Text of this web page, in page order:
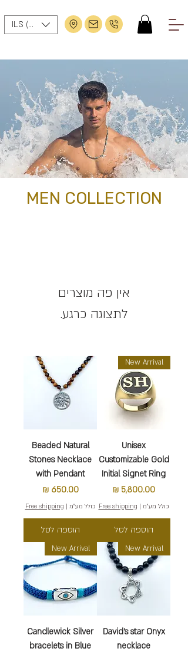
ILS (₪)
MEN COLLECTION
לתצוגה כרגע.
New Arrival
Unisex
Customizable Gold
Initial Signet Ring
מחיר
כולל מע״מ Free shipping
הוספה לסל
Beaded Natural
Stones Necklace
with Pendant
מחיר‏650.00 ‏₪
כולל מע״מ Free shipping
הוספה לסל
New Arrival
David's star Onyx
necklace
New Arrival
Candlewick Silver
bracelets in Blue